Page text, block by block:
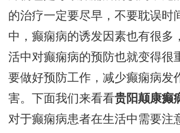
的治疗一定要尽早，不要耽误时
中，癫痫病的诱发因素也有很多
活中对癫痫病的预防也就变得很
要做好预防工作，减少癫痫病发
害。下面我们来看看贵阳颠康癫
对于癫痫病患者在生活中需要注